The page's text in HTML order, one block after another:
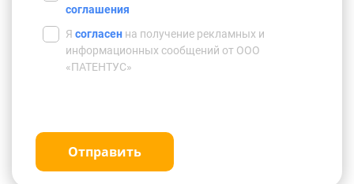
соглашения
Я согласен на получение рекламных и
информационных сообщений от ООО
«ПАТЕНТУС»
Отправить